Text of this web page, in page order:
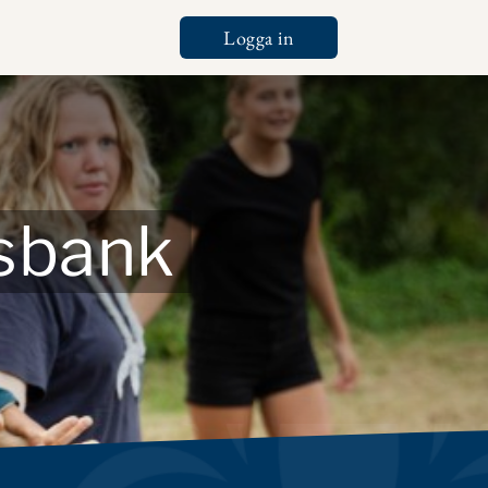
ToolsLogga in